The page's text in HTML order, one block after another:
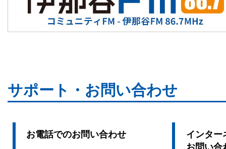
サポート・お問い合わせ
お電話でのお問い合わせ
インター